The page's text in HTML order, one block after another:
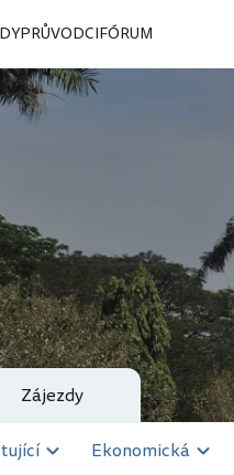
PRŮVODCIFÓRUM
Zájezdy
Ekonomická